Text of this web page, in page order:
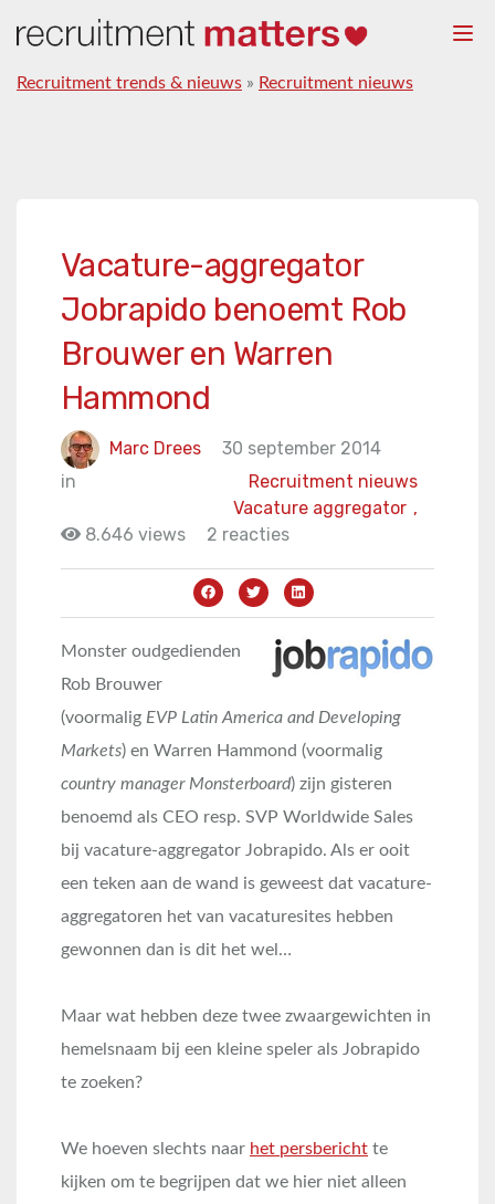
Recruitment trends & nieuws » Recruitment nieuws
Vacature-aggregator
Jobrapido benoemt Rob
Brouwer en Warren
Hammond
Marc Drees
30 september 2014
in
Recruitment nieuws
Vacature aggregator ,
8.646 views
2 reacties
Monster oudgedienden
Rob Brouwer
(voormalig EVP Latin America and Developing
Markets) en Warren Hammond (voormalig
country manager Monsterboard) zijn gisteren
benoemd als CEO resp. SVP Worldwide Sales
bij vacature-aggregator Jobrapido. Als er ooit
een teken aan de wand is geweest dat vacature-
aggregatoren het van vacaturesites hebben
gewonnen dan is dit het wel…
Maar wat hebben deze twee zwaargewichten in
hemelsnaam bij een kleine speler als Jobrapido
te zoeken?
We hoeven slechts naar het persbericht te
kijken om te begrijpen dat we hier niet alleen